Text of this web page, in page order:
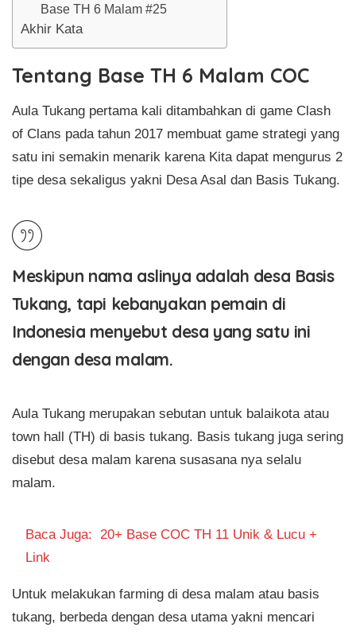
Base TH 6 Malam #25
Akhir Kata
Tentang Base TH 6 Malam COC
Aula Tukang pertama kali ditambahkan di game Clash
of Clans pada tahun 2017 membuat game strategi yang
satu ini semakin menarik karena Kita dapat mengurus 2
tipe desa sekaligus yakni Desa Asal dan Basis Tukang.
Meskipun nama aslinya adalah desa Basis
Tukang, tapi kebanyakan pemain di
Indonesia menyebut desa yang satu ini
dengan desa malam.
Aula Tukang merupakan sebutan untuk balaikota atau
town hall (TH) di basis tukang. Basis tukang juga sering
disebut desa malam karena susasana nya selalu
malam.
Baca Juga: 20+ Base COC TH 11 Unik & Lucu +
Link
Untuk melakukan farming di desa malam atau basis
tukang, berbeda dengan desa utama yakni mencari